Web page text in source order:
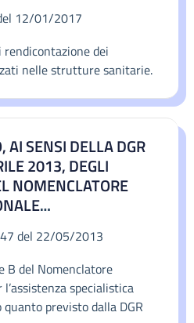
30 DICEMBRE
(GU SERIE
18-03-2017 -
N. 15)
12/01/2017
dei
nelle strutture sanitarie.
AI SENSI DELLA DGR
2013, DEGLI
NOMENCLATORE
CUI ALLA DGR N.
MODIFICHE E
del 22/05/2013
B del Nomenclatore
specialistica
previsto dalla DGR